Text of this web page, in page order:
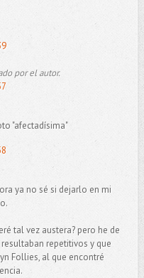
por el autor.
"afectadísima"
ya no sé si dejarlo en mi
tal vez austera? pero he de
repetitivos y que
Follies, al que encontré